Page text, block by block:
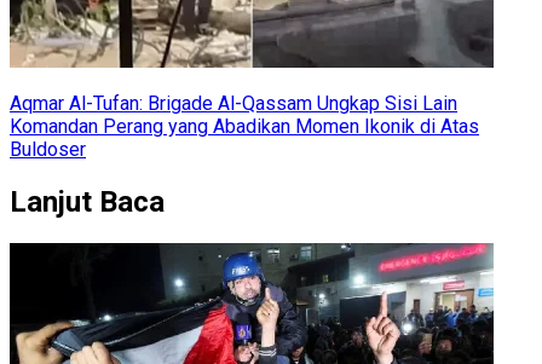
Aqmar Al-Tufan: Brigade Al-Qassam Ungkap Sisi Lain
Komandan Perang yang Abadikan Momen Ikonik di Atas
Buldoser
Lanjut Baca